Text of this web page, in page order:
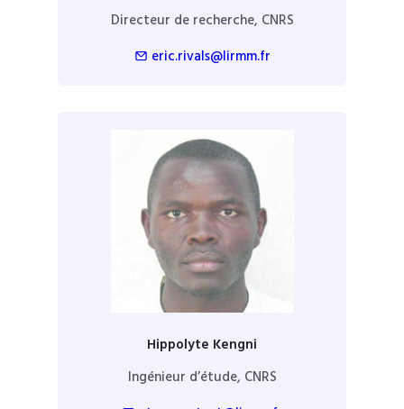
Directeur de recherche, CNRS
eric.rivals@lirmm.fr
Hippolyte Kengni
Ingénieur d’étude, CNRS